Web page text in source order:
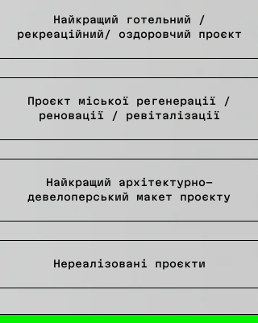
Найкращий готельний /
рекреаційний/ оздоровчий проєкт
Проєкт міської регенерації /
реновації / ревіталізації
Найкращий архітектурно-
девелоперський макет проєкту
Нереалізовані проєкти